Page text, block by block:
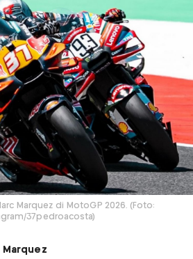
Marquez di MotoGP 2026. (Foto:
37pedroacosta)
Marquez